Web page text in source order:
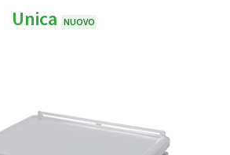
Unica NUOVO